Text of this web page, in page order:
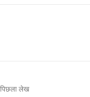
पिछला लेख